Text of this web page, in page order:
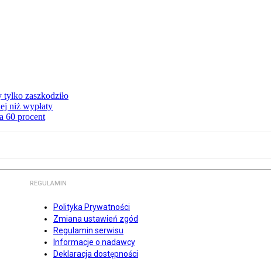
tylko zaszkodziło
niż wypłaty
60 procent
REGULAMIN
Polityka Prywatności
Zmiana ustawień zgód
Regulamin serwisu
Informacje o nadawcy
Deklaracja dostępności